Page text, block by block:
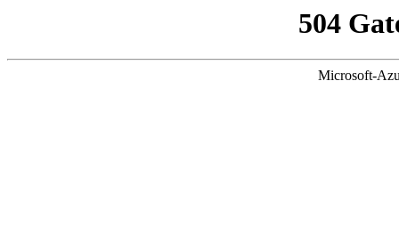
504
Microsoft-